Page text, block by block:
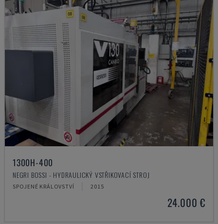
1300H-400
NEGRI BOSSI - HYDRAULICKÝ VSTŘIKOVACÍ STROJ
SPOJENÉ KRÁLOVSTVÍ 2015
24.000 €